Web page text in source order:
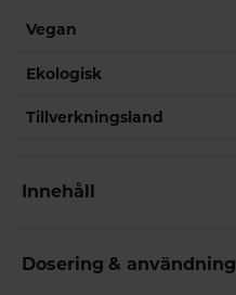
Vegan
Ekologisk
Tillverkningsland
Innehåll
Dosering & användning